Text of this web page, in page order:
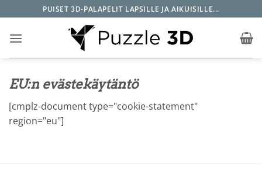
to
content
PUISET 3D-PALAPELIT LAPSILLE JA AIKUISILLE...
EU:n evästekäytäntö
[cmplz-document type="cookie-statement"
region="eu"]